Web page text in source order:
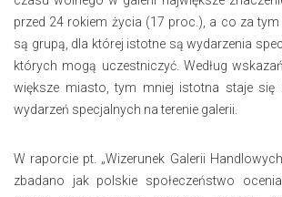
przed 24 rokiem życia (17 proc.), a co za tym
są grupą, dla której istotne są wydarzenia
których mogą uczestniczyć. Według
większe miasto, tym mniej istotna staje się
wydarzeń specjalnych na terenie galerii.
W raporcie pt. „Wizerunek Galerii
zbadano jak polskie społeczeństwo